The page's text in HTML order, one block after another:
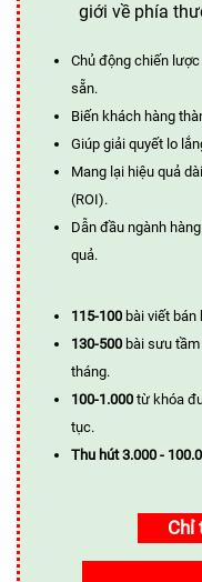
giới về phía
Chủ động chiến
sẵn.
Biến khách hàng
Giúp giải quyết lo
Mang lại hiệu quả
(ROI).
Dẫn đầu ngành
quả.
115-100 bài viết bán
130-500 bài sưu
tháng.
100-1.000 từ khóa
tục.
Thu hút 3.000 -
Chỉ